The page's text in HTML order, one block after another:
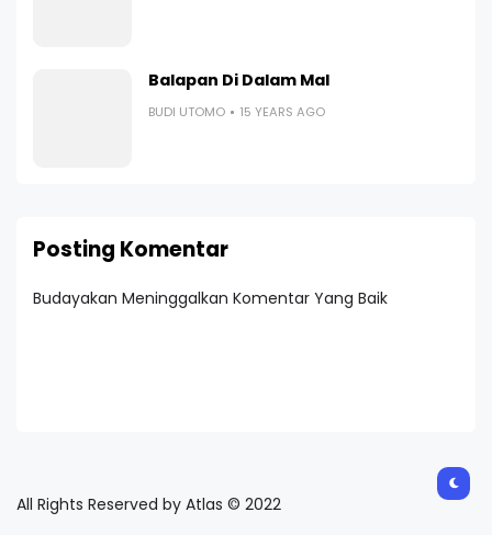
Balapan Di Dalam Mal
BUDI UTOMO 15 YEARS AGO
Posting Komentar
Budayakan Meninggalkan Komentar Yang Baik
All Rights Reserved by Atlas © 2022